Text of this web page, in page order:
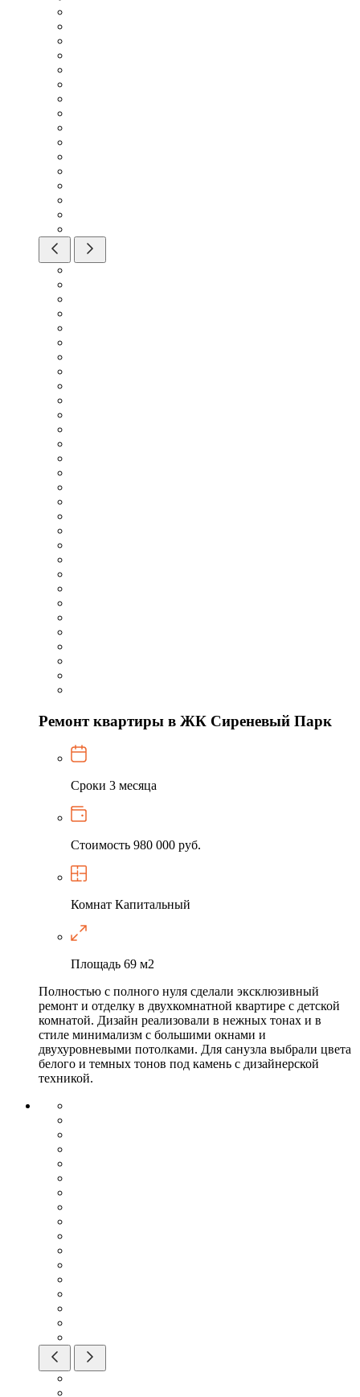
Ремонт квартиры в ЖК Сиреневый Парк
Сроки 3 месяца
Стоимость 980 000 руб.
Комнат Капитальный
Площадь 69 м2
Полностью с полного нуля сделали эксклюзивный
ремонт и отделку в двухкомнатной квартире с детской
комнатой. Дизайн реализовали в нежных тонах и в
стиле минимализм с большими окнами и
двухуровневыми потолками. Для санузла выбрали цвета
белого и темных тонов под камень с дизайнерской
техникой.